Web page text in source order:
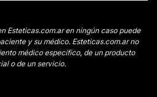
Esteticas.com.ar en ningún caso puede
y su médico. Esteticas.com.ar no
médico específico, de un producto
o de un servicio.